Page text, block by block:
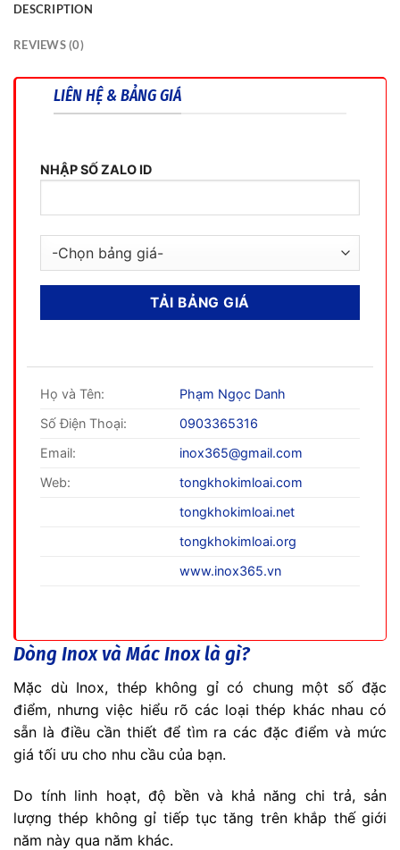
DESCRIPTION
REVIEWS (0)
LIÊN HỆ & BẢNG GIÁ
NHẬP SỐ ZALO ID
Họ và Tên:
Phạm Ngọc Danh
Số Điện Thoại:
0903365316
Email:
inox365@gmail.com
Web:
tongkhokimloai.com
tongkhokimloai.net
tongkhokimloai.org
www.inox365.vn
Dòng Inox và Mác Inox là gì?
Mặc dù Inox, thép không gỉ có chung một số đặc
điểm, nhưng việc hiểu rõ các loại thép khác nhau có
sẵn là điều cần thiết để tìm ra các đặc điểm và mức
giá tối ưu cho nhu cầu của bạn.
Do tính linh hoạt, độ bền và khả năng chi trả, sản
lượng thép không gỉ tiếp tục tăng trên khắp thế giới
năm này qua năm khác.